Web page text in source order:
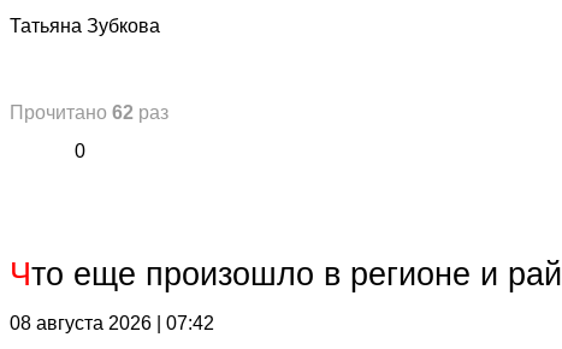
Татьяна Зубкова
Прочитано 62 раз
0
Что еще произошло в регионе и
08 августа 2026 | 07:42